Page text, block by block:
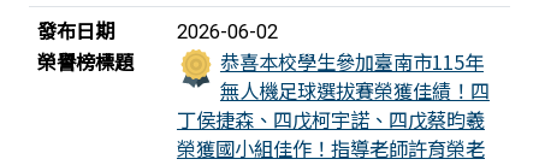
發布日期
2026-06-02
榮譽榜標題
恭喜本校學生參加臺南市115年
無人機足球選拔賽榮獲佳績！四
丁侯捷森、四戊柯宇諾、四戊蔡昀羲
榮獲國小組佳作！指導老師許育榮老